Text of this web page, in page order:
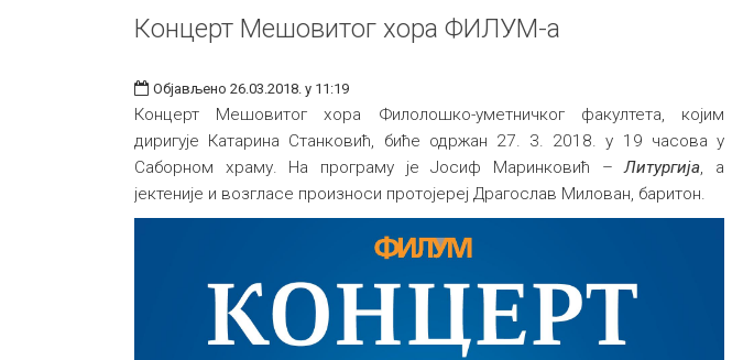
Концерт Мешовитог хора ФИЛУМ-а
Објављено 26.03.2018. у 11:19
Концерт Мешовитог хора Филолошко-уметничког факултета, којим
диригује Катарина Станковић, биће одржан 27. 3. 2018. у 19 часова у
Саборном храму. На програму је Јосиф Маринковић –Литургија, a
јектеније и возгласе произноси протојереј Драгослав Милован, баритон.